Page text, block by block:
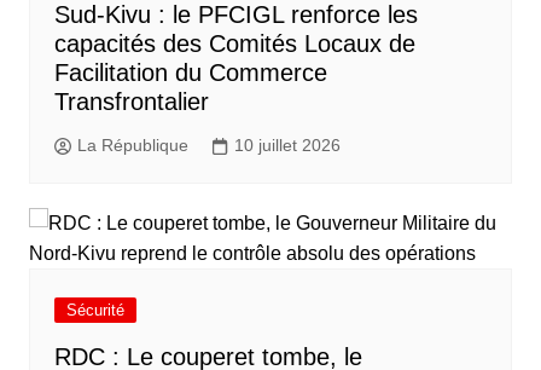
Sud-Kivu : le PFCIGL renforce les
capacités des Comités Locaux de
Facilitation du Commerce
Transfrontalier
La République 10 juillet 2026
Sécurité
RDC : Le couperet tombe, le